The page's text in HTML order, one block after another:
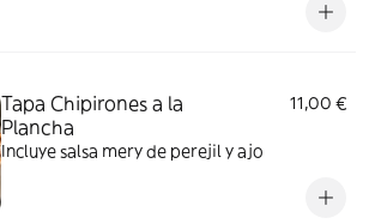
Tapa Chipirones a la
Plancha
11,00 €
Incluye salsa mery de perejil y ajo